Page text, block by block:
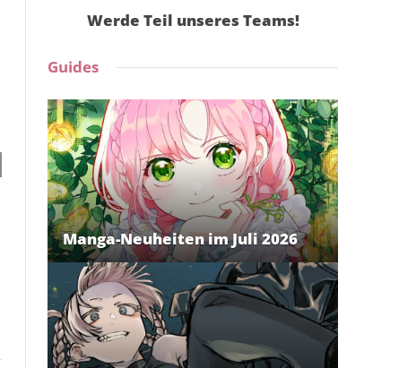
Werde Teil unseres Teams!
Guides
Manga-Neuheiten im Juli 2026